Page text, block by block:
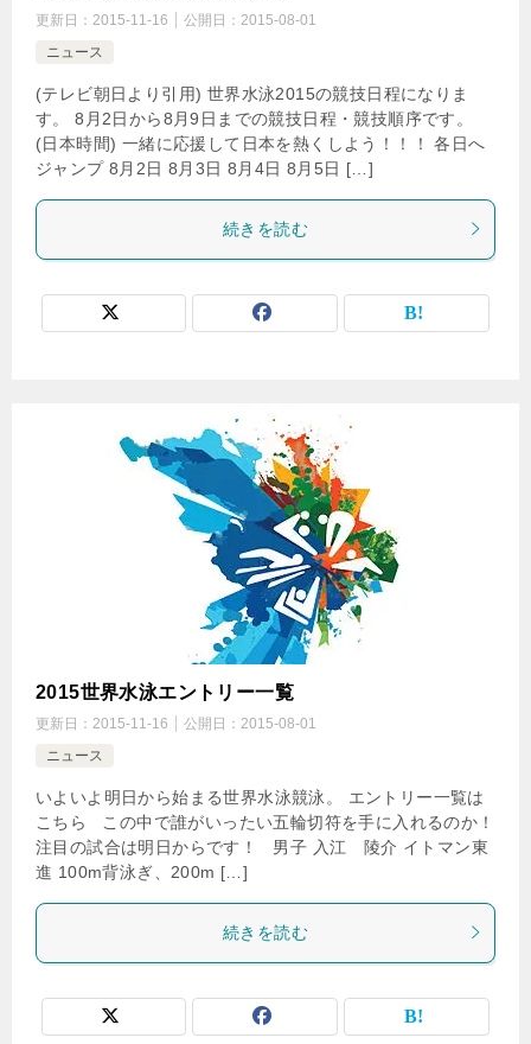
更新日： 2015-11-16 公開日： 2015-08-01
ニュース
(テレビ朝日より引用) 世界水泳2015の競技日程になりま
す。 8月2日から8月9日までの競技日程・競技順序です。
(日本時間) 一緒に応援して日本を熱くしよう！！！ 各日へ
ジャンプ 8月2日 8月3日 8月4日 8月5日 […]
続きを読む
2015世界水泳エントリー一覧
更新日： 2015-11-16 公開日： 2015-08-01
ニュース
いよいよ明日から始まる世界水泳競泳。 エントリー一覧は
こちら この中で誰がいったい五輪切符を手に入れるのか！
注目の試合は明日からです！ 男子 入江 陵介 イトマン東
進 100m背泳ぎ、200m […]
続きを読む